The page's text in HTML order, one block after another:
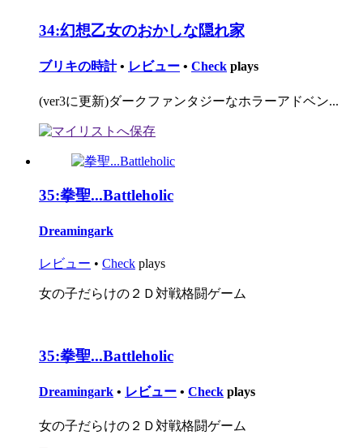
34:幻想乙女のおかしな隠れ家
ブリキの時計 • レビュー • Check plays
(ver3に更新)ダークファンタジーなホラーアドベン...
35:拳聖...Battleholic
Dreamingark
レビュー • Check plays
女の子だらけの２Ｄ対戦格闘ゲーム
35:拳聖...Battleholic
Dreamingark • レビュー • Check plays
女の子だらけの２Ｄ対戦格闘ゲーム